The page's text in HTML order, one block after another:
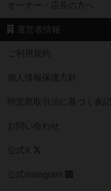
オーナー・店長の方へ
運営者情報
ご利用規約
個人情報保護方針
特定商取引法に基づく表記
お問い合わせ
公式X
公式instagram